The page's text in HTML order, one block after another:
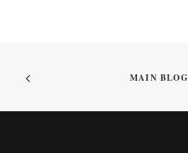
MAIN BLOG